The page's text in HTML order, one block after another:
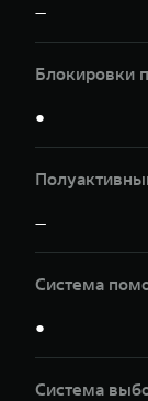
—
Блокировки
●
—
Система
●
Система